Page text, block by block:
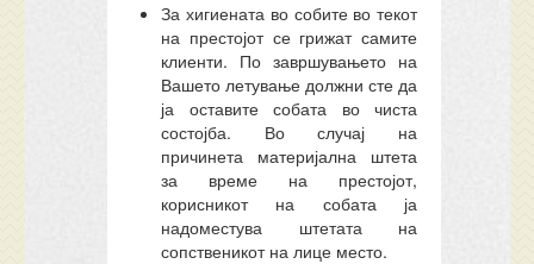
За хигиената во собите во текот
на престојот се грижат самите
клиенти. По завршувањето на
Вашето летување должни сте да
ја оставите собата во чиста
состојба. Во случај на
причинета материјална штета
за време на престојот,
корисникот на собата ја
надоместува штетата на
сопственикот на лице место.